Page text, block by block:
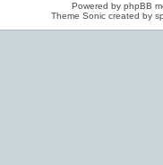
Powered by phpBB
Theme Sonic created by